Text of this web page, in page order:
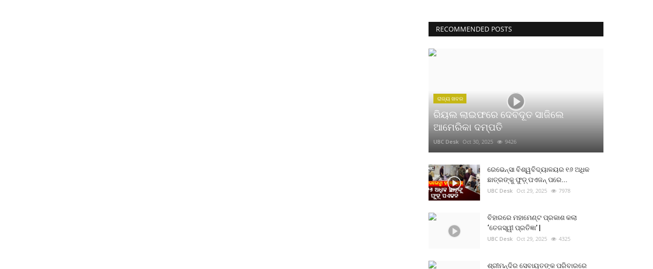
RECOMMENDED POSTS
ରାଜ୍ୟ ଖବର
ରିୟଲ ଲାଇଫରେ ଦେବଦୂତ ସାଜିଲେ
ଆମେରିକା ଦମ୍ପତି
UBC Desk Oct 30, 2025 9426
ରେଭେନ୍ସା ବିଶ୍ୱବିଦ୍ୟାଳୟର ୧୬ ଅଧିକ
ଛାତ୍ରଙ୍କୁ ଫୁଡ଼୍ ପଏଜନ୍ ପରେ...
UBC Desk Oct 29, 2025 7978
ବିହାରରେ ମହାମେଣ୍ଟ ପ୍ରକାଶ କଲା
‘ତେଜସ୍ୱୀ ପ୍ରତିଜ୍ଞା’ |
UBC Desk Oct 29, 2025 4325
ଶ୍ରୀମନ୍ଦିର ସେବାୟତଙ୍କ ପରିବାରରେ